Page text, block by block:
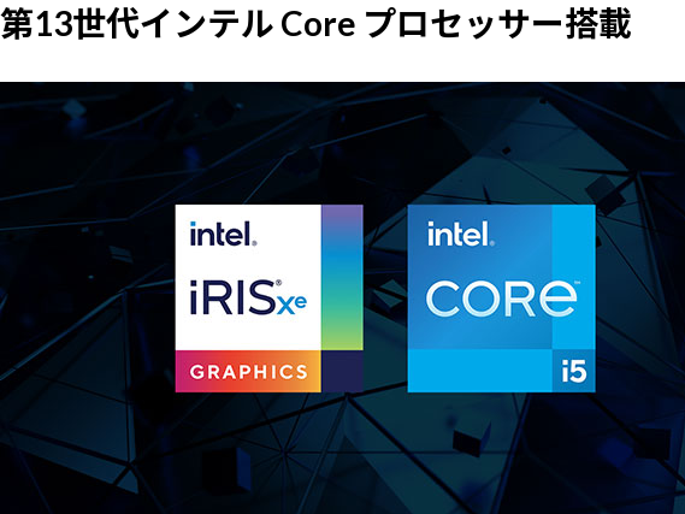
第13世代インテル Core プロセッサー搭載